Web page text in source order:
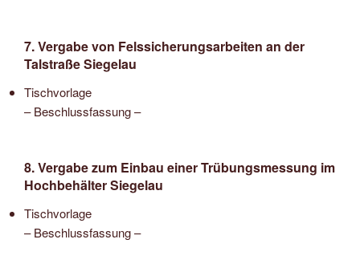
7. Vergabe von Felssicherungsarbeiten an der
Talstraße Siegelau
Tischvorlage
– Beschlussfassung –
8. Vergabe zum Einbau einer Trübungsmessung im
Hochbehälter Siegelau
Tischvorlage
– Beschlussfassung –